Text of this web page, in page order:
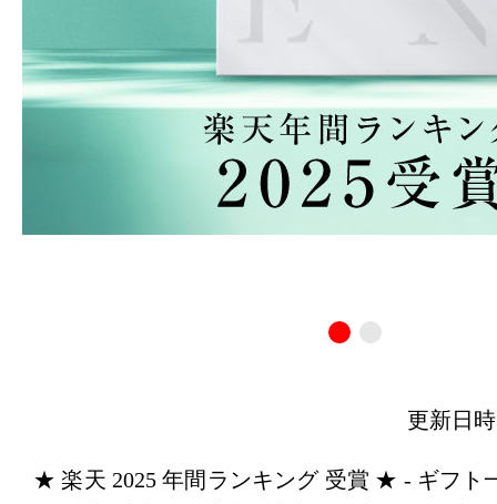
更新日
★ 楽天 2025 年間ランキング 受賞 ★ - ギフト